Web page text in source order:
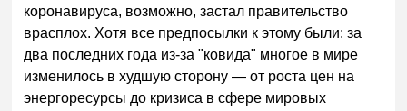
коронавируса, возможно, застал правительство
врасплох. Хотя все предпосылки к этому были: за
два последних года из-за "ковида" многое в мире
изменилось в худшую сторону — от роста цен на
энергоресурсы до кризиса в сфере мировых